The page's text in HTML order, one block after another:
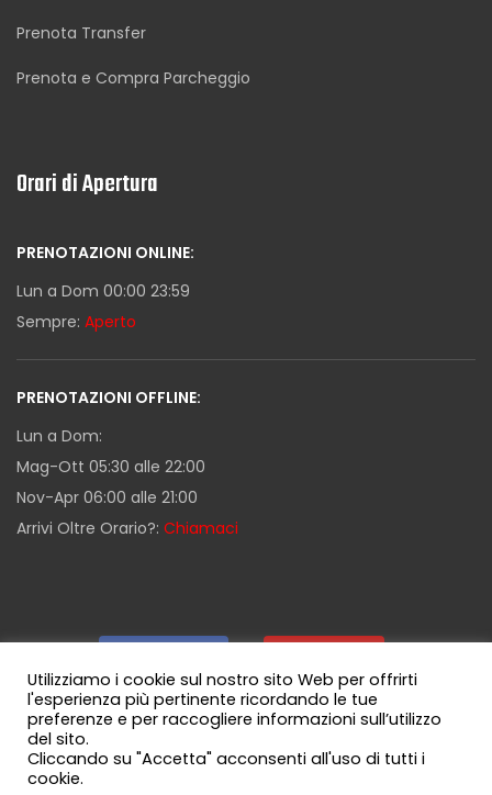
Prenota Transfer
Prenota e Compra Parcheggio
Orari di Apertura
PRENOTAZIONI ONLINE:
Lun a Dom 00:00 23:59
Sempre: Aperto
PRENOTAZIONI OFFLINE:
Lun a Dom:
Mag-Ott 05:30 alle 22:00
Nov-Apr 06:00 alle 21:00
Arrivi Oltre Orario?: Chiamaci
Guida Milazzo | Canale WhatsApp
Utilizziamo i cookie sul nostro sito Web per offrirti
l'esperienza più pertinente ricordando le tue
preferenze e per raccogliere informazioni sull’utilizzo
del sito.
Cliccando su "Accetta" acconsenti all'uso di tutti i
cookie.